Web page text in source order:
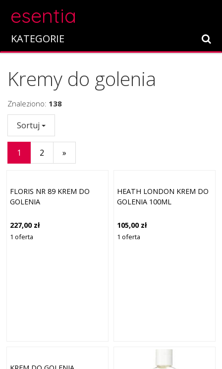
esentia
KATEGORIE
Kremy do golenia
Znaleziono: 138
Sortuj
1 2 »
FLORIS NR 89 KREM DO
GOLENIA
227,00 zł
1 oferta
HEATH LONDON KREM DO
GOLENIA 100ML
105,00 zł
1 oferta